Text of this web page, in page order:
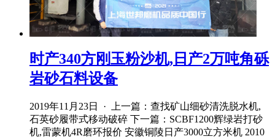
时产340方刚玉粉沙机,日产2万吨角砾
岩砂石料设备
2019年11月23日 · 上一篇：查找矿山细砂清洗脱水机,
石英砂履带式移动破碎 下一篇：SCBF1200辉绿岩打砂
机,雷蒙机4R磨环报价 安徽铜陵日产3000立方米机 2010